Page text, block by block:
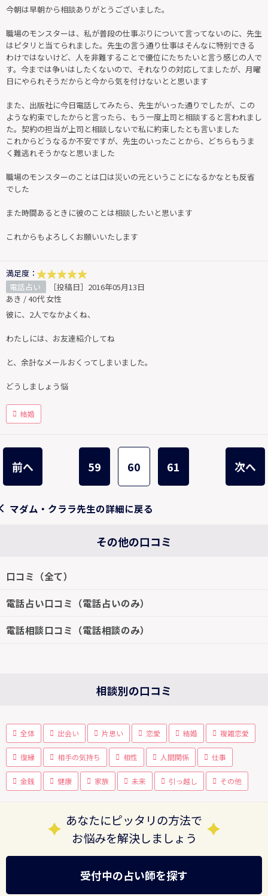
今朝は早朝から相談ありがとうございました。
職場のモンスターは、私が普段の仕事ぶりについて言ってないのに、先生
はピタリと当てられました。先生の言う通り仕事はそんなに特別できる
わけではないけど、人を非難することで優位にたちたいと言う感じの人で
す。今までは争いはしたくないので、それなりの対応してましたが、月曜
日にやられそうだからと今から気を付けないとと思います
また、出版社に今日電話してみたら、先生がいった通りでしたが、この
ような約束でしたからと言ったら、もう一度上司と相談すると言われまし
た。契約の担当が上司と相談しないで私に約束したとも言いました
これからどうなるか不安ですが、先生のいったことから、どちらもうま
く難逃れそうかなと思いました
職場のモンスターのことは口は災いの元ということになるかなとも反省
でした
また時間あるときに彼のことは相談したいと思います
これからもよろしくお願いいたします
満足度：
電話占い
［投稿日］2016年05月13日
あき / 40代 女性
彼に、2人でなかよくね、
わたしには、お友達紹介してね
と、余計なメールおくってしまいました。
どうしましょう悩
結婚
前へ 59 60 61 次へ
マダム・クララ先生の詳細に戻る
その他の口コミ
口コミ（全て）
電話占い口コミ（電話占いのみ）
電話相談口コミ（電話相談のみ）
相談別の口コミ
全体 出会い 片思い 恋愛 結婚 複雑恋愛
復縁 相手の気持ち 相性 人間関係 仕事
金銭 健康 家族 未来 引っ越し その他
あなたにピッタリの方法で
お悩みを解決しましょう
受付中の占い師を探す